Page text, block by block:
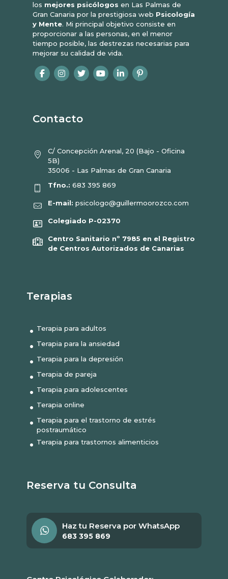
los mejores psicólogos en Las Palmas de
Gran Canaria por la prestigiosa web Psicología
y Mente. Mi principal objetivo consiste en
proporcionar a las personas, en el menor
tiempo posible, las destrezas necesarias para
mejorar su calidad de vida.
Contacto
C/ Concepción Arenal, 20 (Bajo - Oficina
5B)
35006 - Las Palmas de Gran Canaria
Tfno.: 683 395 869
E-mail: psicologo@guillermoorozco.com
Colegiado P-02370
Centro Sanitario nº 7985 en el Registro
de Centros Autorizados de Canarias
Terapias
Terapia para adultos
Terapia para la ansiedad
Terapia para la depresión
Terapia de pareja
Terapia para adolescentes
Terapia online
Terapia para el trastorno de estrés
postraumático
Terapia para trastornos alimenticios
Reserva tu Consulta
Haz tu Reserva por WhatsApp
683 395 869